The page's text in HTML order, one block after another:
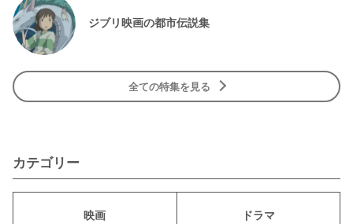
ジブリ映画の都市伝説集
全ての特集を見る
カテゴリー
映画 ドラマ